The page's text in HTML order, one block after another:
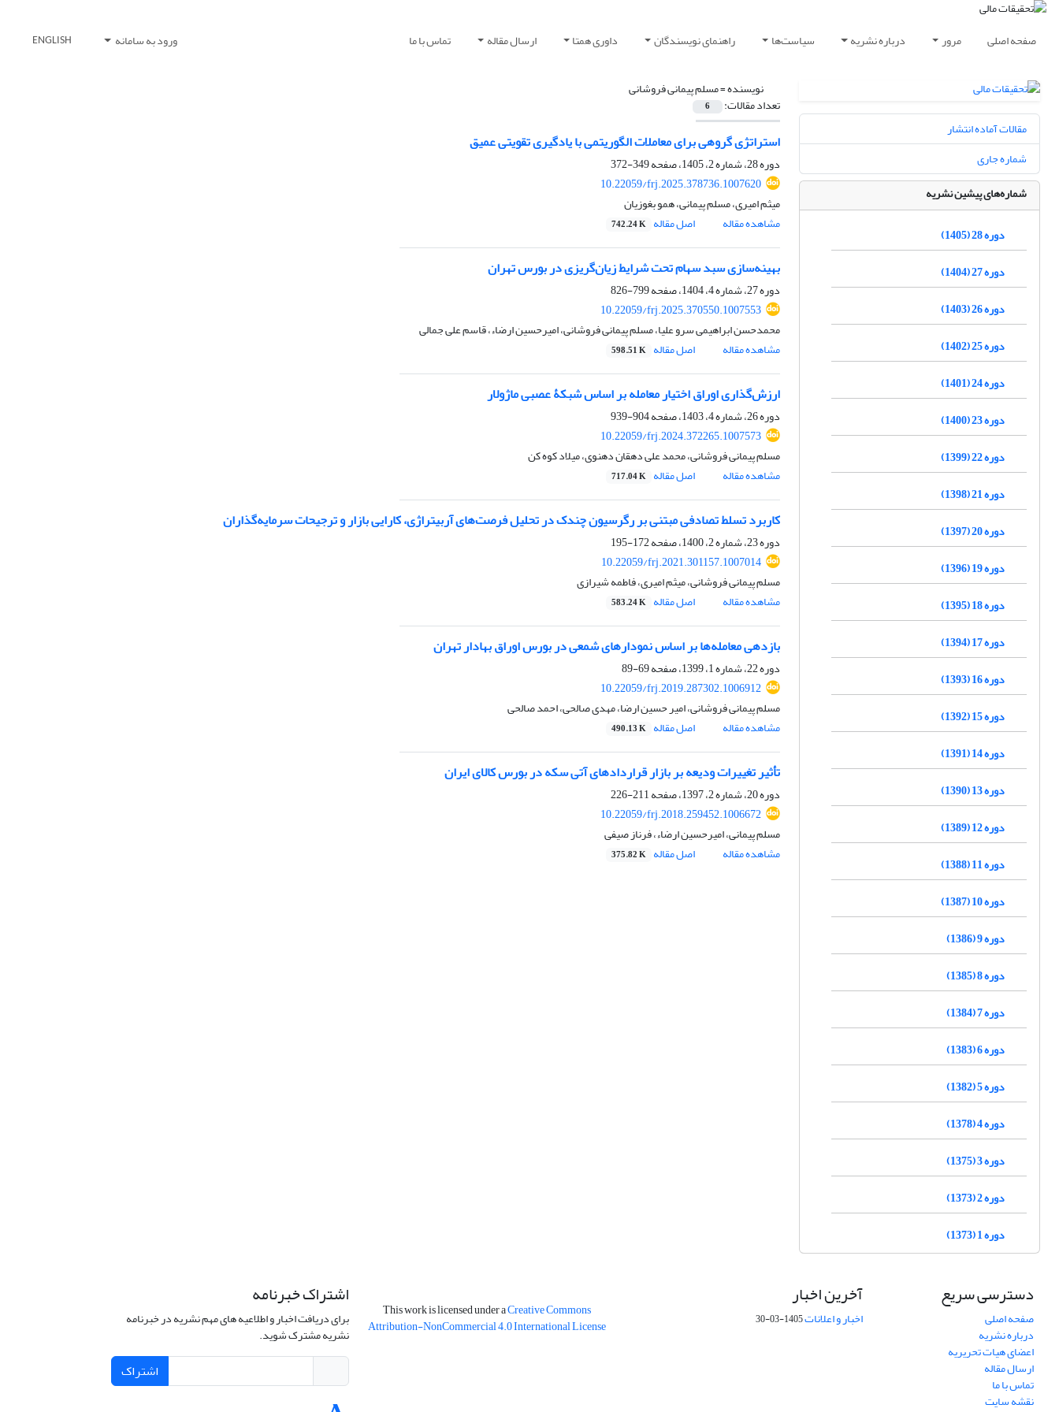
صفحه اصلی مرور درباره نشریه سیاست‌ها راهنمای نویسندگان داوری همتا ارسال مقاله تماس با ما ورود به سامانه ENGLISH
نویسنده =مسلم پیمانی فروشانی
تعداد مقالات: 6
استراتژی گروهی برای معاملات الگوریتمی با یادگیری تقویتی عمیق
دوره 28، شماره 2، 1405، صفحه
349-372
10.22059/frj.2025.378736.1007620
میثم امیری، مسلم پیمانی، همو بغوزیان
مشاهده مقاله
اصل مقاله 742.24 K
بهینه‌‌سازی سبد سهام تحت شرایط زیان‌‌گریزی در بورس تهران
دوره 27، شماره 4، 1404، صفحه
799-826
10.22059/frj.2025.370550.1007553
محمدحسن ابراهیمی سرو علیا، مسلم پیمانی فروشانی، امیرحسین ارضاء، قاسم علی جمالی
مشاهده مقاله
اصل مقاله 598.51 K
ارزش‌گذاری اوراق اختیار معامله بر اساس شبکۀ عصبی ماژولار
دوره 26، شماره 4، 1403، صفحه
904-939
10.22059/frj.2024.372265.1007573
مسلم پیمانی فروشانی، محمد علی دهقان دهنوی، میلاد کوه کن
مشاهده مقاله
اصل مقاله 717.04 K
کاربرد تسلط تصادفی مبتنی بر رگرسیون چندک در تحلیل فرصت‌های آربیتراژی، کارایی بازار و ترجیحات سرمایه‌گذاران
دوره 23، شماره 2، 1400، صفحه
172-195
10.22059/frj.2021.301157.1007014
مسلم پیمانی فروشانی، میثم امیری، فاطمه شیرازی
مشاهده مقاله
اصل مقاله 583.24 K
بازدهی معامله‌ها بر اساس نمودارهای شمعی در بورس اوراق بهادار تهران
دوره 22، شماره 1، 1399، صفحه
69-89
10.22059/frj.2019.287302.1006912
مسلم پیمانی فروشانی، امیر حسین ارضا، مهدی صالحی، احمد صالحی
مشاهده مقاله
اصل مقاله 490.13 K
تأثیر تغییرات ودیعه بر بازار قراردادهای آتی سکه در بورس کالای ایران
دوره 20، شماره 2، 1397، صفحه
211-226
10.22059/frj.2018.259452.1006672
مسلم پیمانی، امیرحسین ارضاء، فرناز صیفی
مشاهده مقاله
اصل مقاله 375.82 K
مقالات آماده انتشار
شماره جاری
شماره‌های پیشین نشریه
دوره 28 (1405)
دوره 27 (1404)
دوره 26 (1403)
دوره 25 (1402)
دوره 24 (1401)
دوره 23 (1400)
دوره 22 (1399)
دوره 21 (1398)
دوره 20 (1397)
دوره 19 (1396)
دوره 18 (1395)
دوره 17 (1394)
دوره 16 (1393)
دوره 15 (1392)
دوره 14 (1391)
دوره 13 (1390)
دوره 12 (1389)
دوره 11 (1388)
دوره 10 (1387)
دوره 9 (1386)
دوره 8 (1385)
دوره 7 (1384)
دوره 6 (1383)
دوره 5 (1382)
دوره 4 (1378)
دوره 3 (1375)
دوره 2 (1373)
دوره 1 (1373)
دسترسی سریع
صفحه اصلی
درباره نشریه
اعضای هیات تحریریه
ارسال مقاله
تماس با ما
نقشه سایت
آخرین اخبار
اخبار و اعلانات1405-03-30
This work is licensed under aCreative Commons
Attribution-NonCommercial 4.0 International License
اشتراک خبرنامه
برای دریافت اخبار و اطلاعیه های مهم نشریه در خبرنامه
نشریه مشترک شوید.
اشتراک